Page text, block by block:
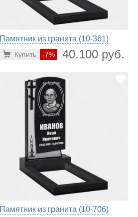
Памятник из гранита (10-361)
-7% 40.100 руб.
Купить
Памятник из гранита (10-706)